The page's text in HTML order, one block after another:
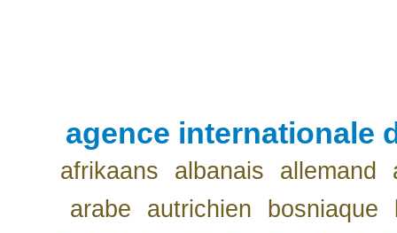
agence internationale
afrikaans albanais allemand
arabe
autrichien bosniaque